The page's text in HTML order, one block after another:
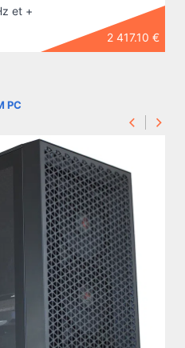
2 417.10 €
et +
PC
Essentiel 6.0